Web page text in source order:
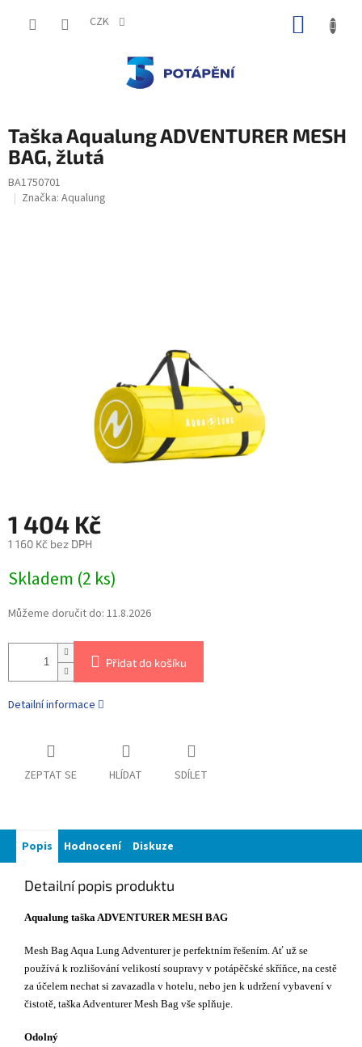
CZK
Taška Aqualung ADVENTURER MESH
BAG, žlutá
BA1750701
Značka: Aqualung
1 404 Kč
1 160 Kč bez DPH
Skladem (2 ks)
Můžeme doručit do: 11.8.2026
Přidat do košíku
Detailní informace
ZEPTAT SE HLÍDAT SDÍLET
Popis Hodnocení Diskuze
Detailní popis produktu
Aqualung taška ADVENTURER MESH BAG
Mesh Bag Aqua Lung Adventurer je perfektním řešením. Ať už se
používá k rozlišování velikostí soupravy v potápěčské skříňce, na cestě
za účelem nechat si zavazadla v hotelu, nebo jen k udržení vybavení v
čistotě, taška Adventurer Mesh Bag vše splňuje.
Odolný